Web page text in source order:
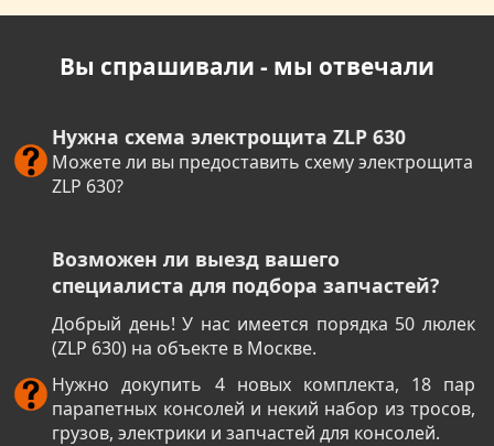
Вы спрашивали - мы отвечали
Нужна схема электрощита ZLP 630
Можете ли вы предоставить схему электрощита
ZLP 630?
Возможен ли выезд вашего
специалиста для подбора запчастей?
Добрый день! У нас имеется порядка 50 люлек
(ZLP 630) на объекте в Москве.
Нужно докупить 4 новых комплекта, 18 пар
парапетных консолей и некий набор из тросов,
грузов, электрики и запчастей для консолей.